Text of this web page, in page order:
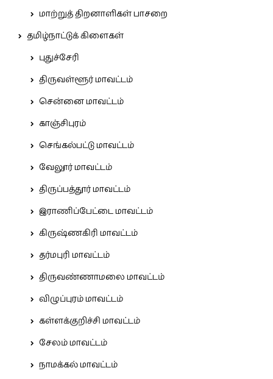
மாற்றுத் திறனாளிகள் பாசறை
தமிழ்நாட்டுக் கிளைகள்
புதுச்சேரி
திருவள்ளூர் மாவட்டம்
சென்னை மாவட்டம்
காஞ்சிபுரம்
செங்கல்பட்டு மாவட்டம்
வேலூர் மாவட்டம்
திருப்பத்தூர் மாவட்டம்
இராணிப்பேட்டை மாவட்டம்
கிருஷ்ணகிரி மாவட்டம்
தர்மபுரி மாவட்டம்
திருவண்ணாமலை மாவட்டம்
விழுப்புரம் மாவட்டம்
கள்ளக்குறிச்சி மாவட்டம்
சேலம் மாவட்டம்
நாமக்கல் மாவட்டம்